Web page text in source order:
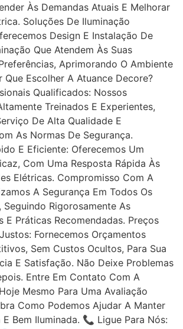
Às Demandas Atuais E Melhorar
Soluções De Iluminação
Design E Instalação De
Que Atendem Às Suas
Aprimorando O Ambiente
Que Escolher A Atuance Decore?
Qualificados: Nossos
Treinados E Experientes,
De Alta Qualidade E
As Normas De Segurança.
E Eficiente: Oferecemos Um
Com Uma Resposta Rápida Às
Elétricas. Compromisso Com A
A Segurança Em Todos Os
Seguindo Rigorosamente As
E Práticas Recomendadas. Preços
Fornecemos Orçamentos
Sem Custos Ocultos, Para Sua
E Satisfação. Não Deixe Problemas
Entre Em Contato Com A
Mesmo Para Uma Avaliação
Como Podemos Ajudar A Manter
E Bem Iluminada. 📞 Ligue Para Nós: